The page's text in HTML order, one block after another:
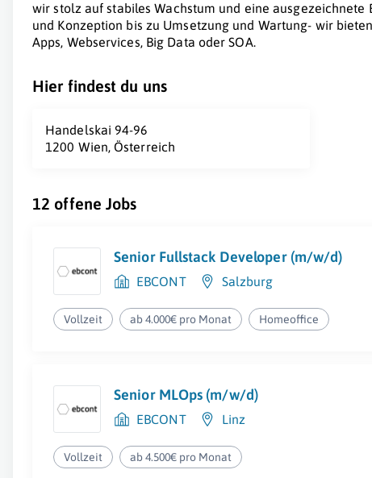
wir stolz auf stabiles Wachstum und eine ausgezeichnete
und Konzeption bis zu Umsetzung und Wartung- wir
Apps, Webservices, Big Data oder SOA.
Hier findest du uns
Handelskai 94-96
1200 Wien, Österreich
12 offene Jobs
Senior Fullstack Developer (m/w/d)
EBCONT Salzburg
Vollzeit ab 4.000€ pro Monat Homeoffice
Senior MLOps (m/w/d)
EBCONT Linz
Vollzeit ab 4.500€ pro Monat